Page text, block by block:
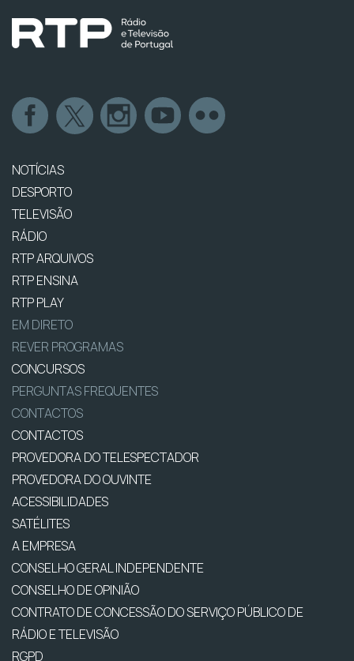
NOTÍCIAS
DESPORTO
TELEVISÃO
RÁDIO
RTP ARQUIVOS
RTP ENSINA
RTP PLAY
EM DIRETO
REVER PROGRAMAS
CONCURSOS
PERGUNTAS FREQUENTES
CONTACTOS
CONTACTOS
PROVEDORA DO TELESPECTADOR
PROVEDORA DO OUVINTE
ACESSIBILIDADES
SATÉLITES
A EMPRESA
CONSELHO GERAL INDEPENDENTE
CONSELHO DE OPINIÃO
CONTRATO DE CONCESSÃO DO SERVIÇO PÚBLICO DE
RÁDIO E TELEVISÃO
RGPD